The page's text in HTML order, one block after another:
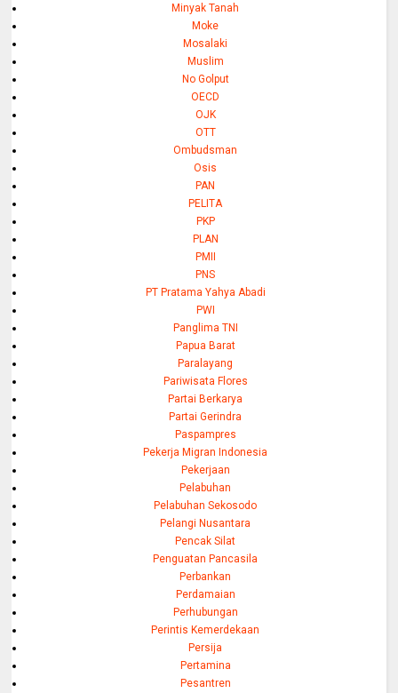
Minyak Tanah
Moke
Mosalaki
Muslim
No Golput
OECD
OJK
OTT
Ombudsman
Osis
PAN
PELITA
PKP
PLAN
PMII
PNS
PT Pratama Yahya Abadi
PWI
Panglima TNI
Papua Barat
Paralayang
Pariwisata Flores
Partai Berkarya
Partai Gerindra
Paspampres
Pekerja Migran Indonesia
Pekerjaan
Pelabuhan
Pelabuhan Sekosodo
Pelangi Nusantara
Pencak Silat
Penguatan Pancasila
Perbankan
Perdamaian
Perhubungan
Perintis Kemerdekaan
Persija
Pertamina
Pesantren